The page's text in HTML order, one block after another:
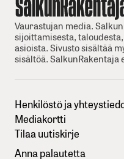
Vaurastujan media.
sijoittamisesta,
asioista. Sivusto sisältää
sisältöä. SalkunRakentaja
Henkilöstö ja
Mediakortti
Tilaa uutiskirje
Anna palautetta